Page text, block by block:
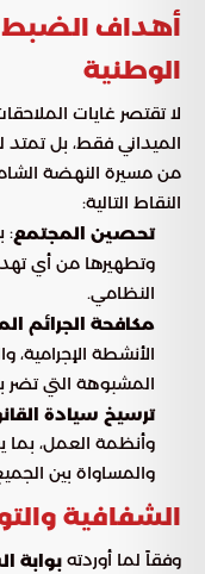
أهداف الضبط
الوطنية
لا تقتصر غايات
الميداني فقط، بل
من مسيرة النهضة
النقاط التالية:
تحصين المجتمع:
وتطهيرها من أي
النظامي.
مكافحة الجرائم
الأنشطة
المشبوهة التي تضر
ترسيخ سيادة
وأنظمة العمل، بما
والمساواة بين
الشفافية
وفقاً لما أوردته بوابة